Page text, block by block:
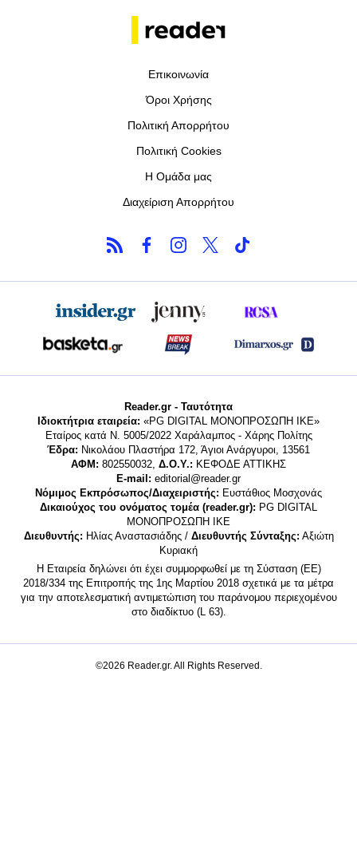
Επικοινωνία
Όροι Χρήσης
Πολιτική Απορρήτου
Πολιτική Cookies
Η Ομάδα μας
Διαχείριση Απορρήτου
Reader.gr - Ταυτότητα
Ιδιοκτήτρια εταιρεία: «PG DIGITAL MONΟΠΡΟΣΩΠΗ ΙΚΕ»
Εταίρος κατά Ν. 5005/2022 Χαράλαμπος - Χάρης Πολίτης
Έδρα: Νικολάου Πλαστήρα 172, Άγιοι Ανάργυροι, 13561
ΑΦΜ: 802550032, Δ.Ο.Υ.: ΚΕΦΟΔΕ ΑΤΤΙΚΗΣ
E-mail: editorial@reader.gr
Νόμιμος Εκπρόσωπος/Διαχειριστής: Ευστάθιος Μοσχονάς
Δικαιούχος του ονόματος τομέα (reader.gr): PG DIGITAL
MONΟΠΡΟΣΩΠΗ ΙΚΕ
Διευθυντής: Ηλίας Αναστασιάδης / Διευθυντής Σύνταξης: Αξιώτη
Κυριακή
Η Εταιρεία δηλώνει ότι έχει συμμορφωθεί με τη Σύσταση (ΕΕ)
2018/334 της Επιτροπής της 1ης Μαρτίου 2018 σχετικά με τα μέτρα
για την αποτελεσματική αντιμετώπιση του παράνομου περιεχομένου
στο διαδίκτυο (L 63).
©2026 Reader.gr. All Rights Reserved.